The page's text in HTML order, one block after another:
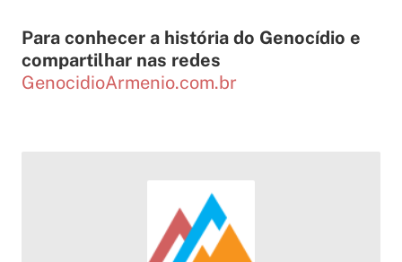
Para conhecer a história do Genocídio e
compartilhar nas redes
GenocidioArmenio.com.br